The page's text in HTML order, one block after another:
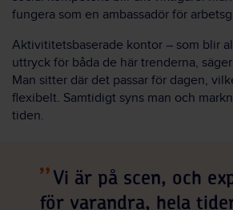
fungera som en ambassadör för
Aktivititetsbaserade kontor – som blir
uttryck för båda de här trenderna,
Man sitter där det passar för dagen,
flexibelt. Samtidigt syns man och
tiden.
Vi är på scen, och
för varandra, hela